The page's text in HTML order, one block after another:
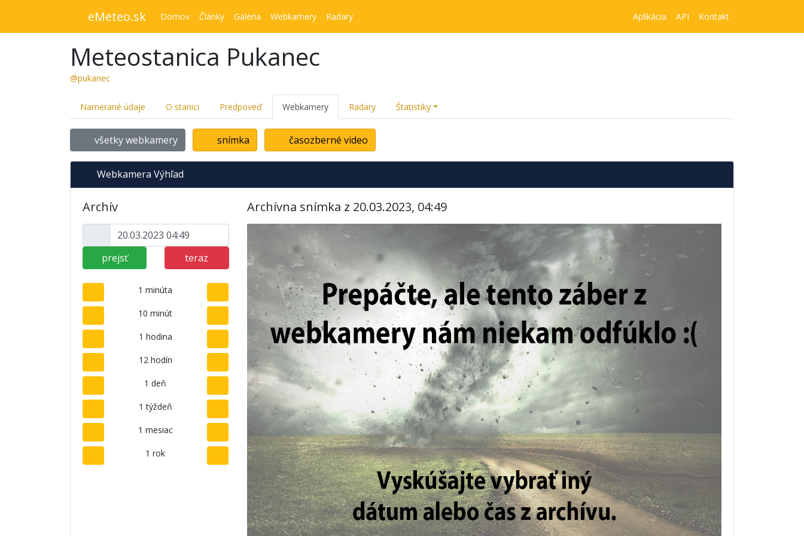
eMeteo.sk Domov Články Galéria Webkamery Radary Aplikácia API Kontakt
Meteostanica Pukanec
@pukanec
Namerané údaje O stanici Predpoveď Webkamery Radary Štatistiky
všetky webkamery snímka časozberné video
Webkamera Výhľad
Archív
prejsť teraz
1 minúta
10 minút
1 hodina
12 hodín
1 deň
1 týždeň
1 mesiac
1 rok
Archívna snímka z 20.03.2023, 04:49